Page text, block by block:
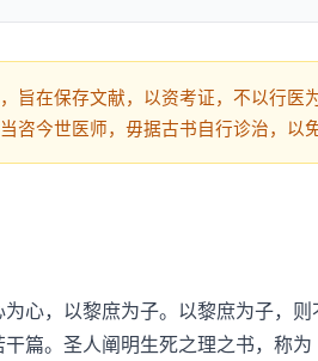
旨在保存文献，以资考证，不以行
咨今世医师，毋据古书自行诊治，以免
，以黎庶为子。以黎庶为子，则
篇。圣人阐明生死之理之书，称